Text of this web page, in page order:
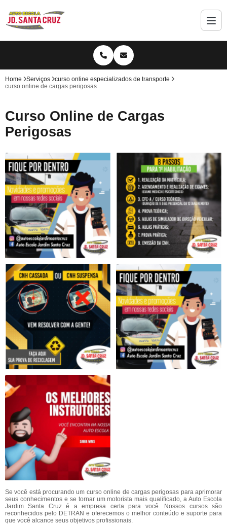
Home Serviços
curso online especializados de transporte
curso online de cargas perigosas
Curso Online de Cargas
Perigosas
Se você está procurando um curso online de cargas perigosas para aprimorar
seus conhecimentos e se tornar um motorista mais qualificado, a Auto Escola
Jardim Santa Cruz é a empresa certa para você. Nossos cursos são
reconhecidos pelo DETRAN e oferecemos o melhor conteúdo e suporte para
que você alcance seus objetivos profissionais.